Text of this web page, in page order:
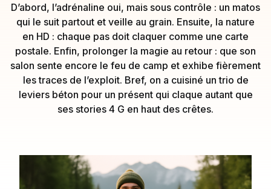
D’abord, l’adrénaline oui, mais sous contrôle : un matos
qui le suit partout et veille au grain. Ensuite, la nature
en HD : chaque pas doit claquer comme une carte
postale. Enfin, prolonger la magie au retour : que son
salon sente encore le feu de camp et exhibe fièrement
les traces de l’exploit. Bref, on a cuisiné un trio de
leviers béton pour un présent qui claque autant que
ses stories 4 G en haut des crêtes.